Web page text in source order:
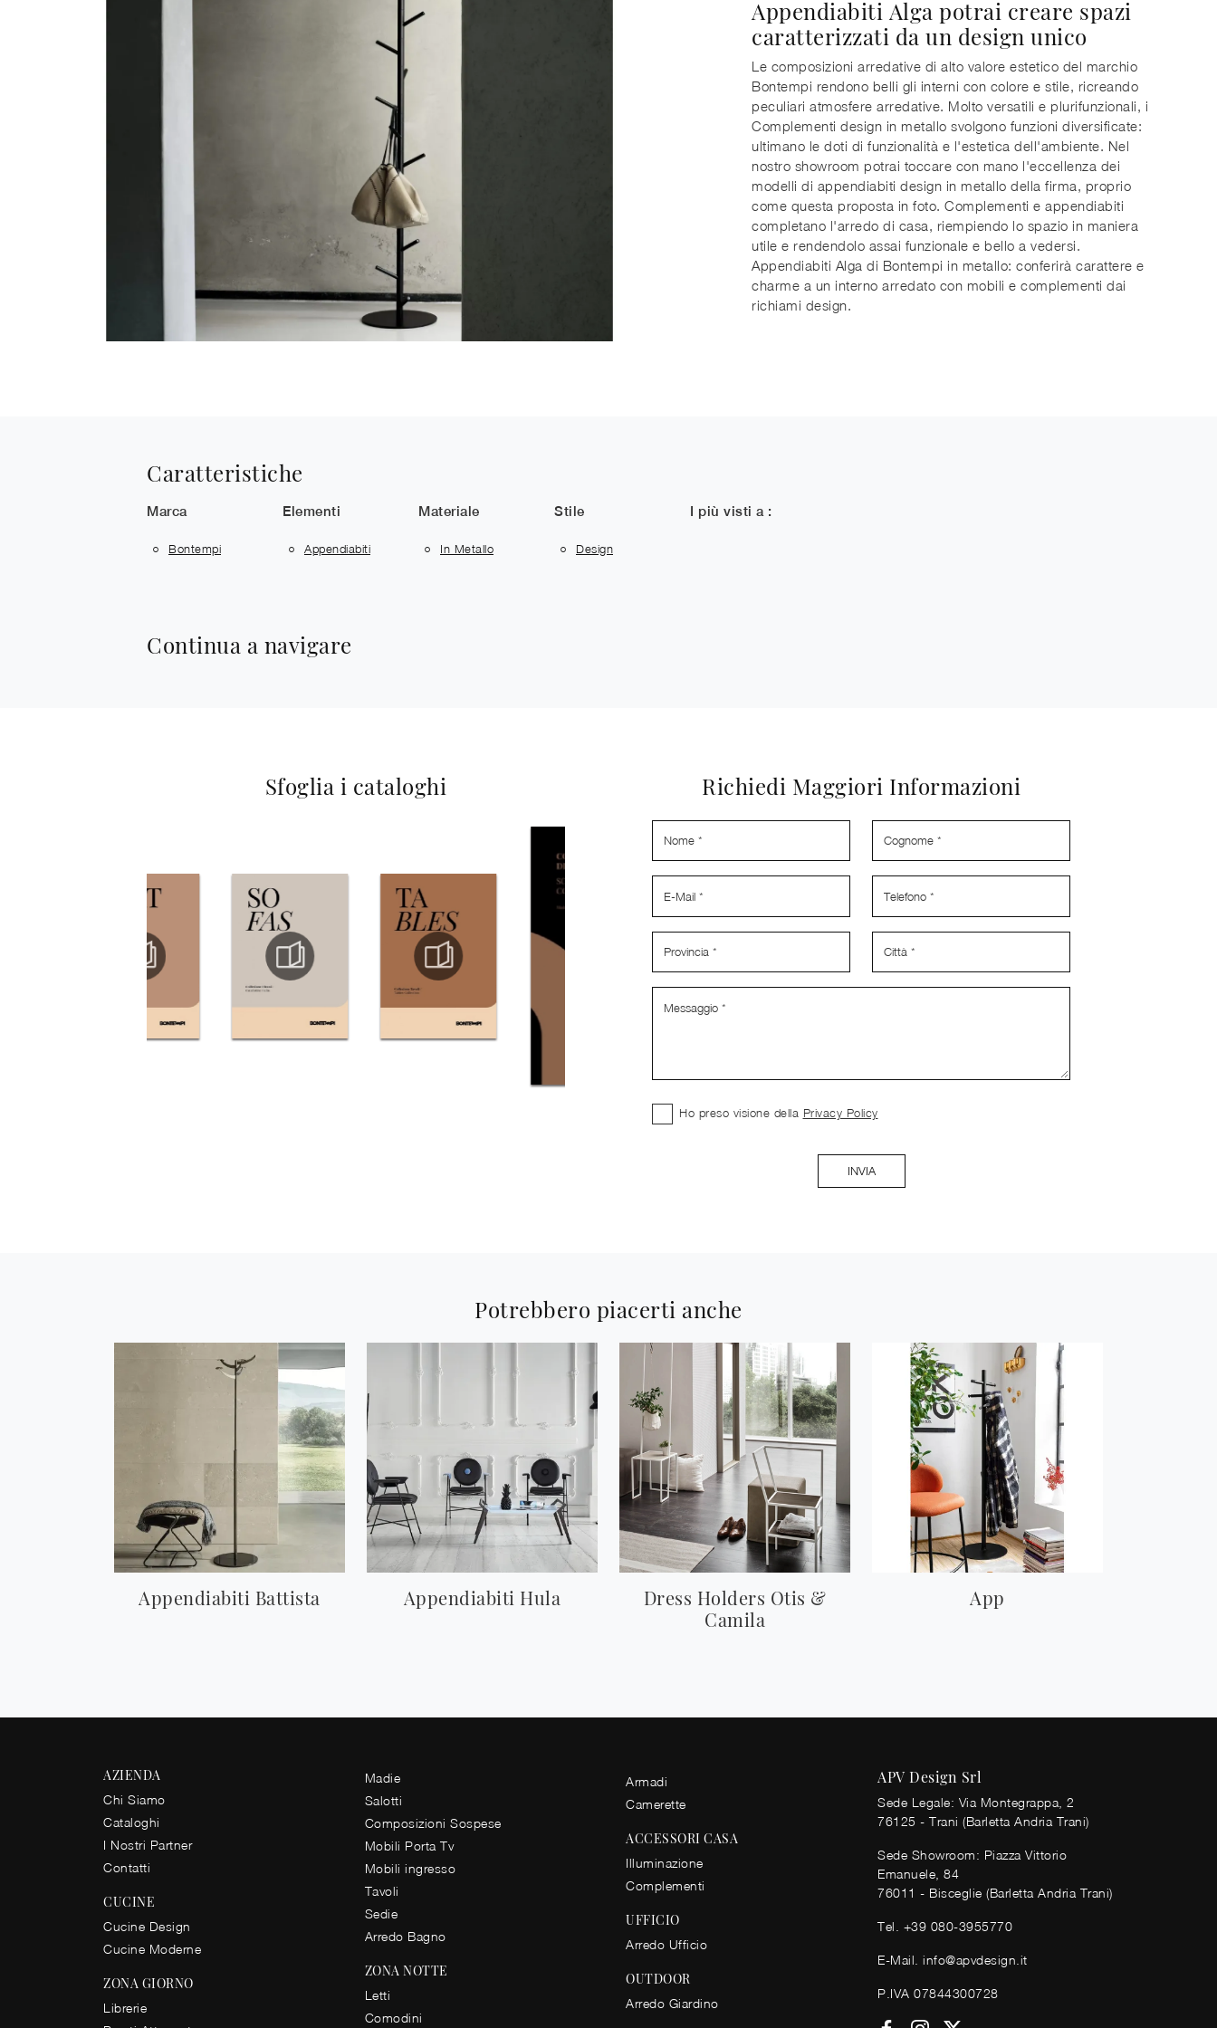
Appendiabiti Alga potrai creare spazi
caratterizzati da un design unico
Le composizioni arredative di alto valore estetico del marchio
Bontempi rendono belli gli interni con colore e stile, ricreando
peculiari atmosfere arredative. Molto versatili e plurifunzionali, i
Complementi design in metallo svolgono funzioni diversificate:
ultimano le doti di funzionalità e l'estetica dell'ambiente. Nel
nostro showroom potrai toccare con mano l'eccellenza dei
modelli di appendiabiti design in metallo della firma, proprio
come questa proposta in foto. Complementi e appendiabiti
completano l'arredo di casa, riempiendo lo spazio in maniera
utile e rendendolo assai funzionale e bello a vedersi.
Appendiabiti Alga di Bontempi in metallo: conferirà carattere e
charme a un interno arredato con mobili e complementi dai
richiami design.
Caratteristiche
Marca
Bontempi
Elementi
Appendiabiti
Materiale
In Metallo
Stile
Design
I più visti a :
Continua a navigare
Sfoglia i cataloghi Richiedi Maggiori Informazioni
Ho preso visione della Privacy Policy
INVIA
Potrebbero piacerti anche
Appendiabiti Battista Appendiabiti Hula
Dress Holders Otis &
Camila
App
AZIENDA
Chi Siamo
Cataloghi
I Nostri Partner
Contatti
CUCINE
Cucine Design
Cucine Moderne
ZONA GIORNO
Librerie
Madie
Salotti
Composizioni Sospese
Mobili Porta Tv
Mobili ingresso
Tavoli
Sedie
Arredo Bagno
ZONA NOTTE
Letti
Comodini
Armadi
Camerette
ACCESSORI CASA
Illuminazione
Complementi
UFFICIO
Arredo Ufficio
OUTDOOR
Arredo Giardino
APV Design Srl
Sede Legale: Via Montegrappa, 2
76125 - Trani (Barletta Andria Trani)
Sede Showroom: Piazza Vittorio
Emanuele, 84
76011 - Bisceglie (Barletta Andria Trani)
Tel. +39 080-3955770
E-Mail. info@apvdesign.it
P.IVA 07844300728